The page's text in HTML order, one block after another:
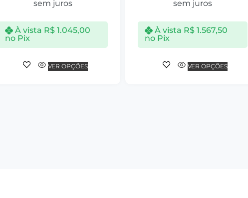
sem juros
À vista R$1.045,00
no Pix
VER OPÇÕES
sem juros
À vista R$1.567,50
no Pix
VER OPÇÕES